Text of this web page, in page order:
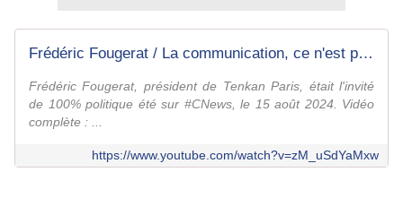
Frédéric Fougerat / La communication, ce n'est pas un gros mot / CNEWS / 15 août 2024
Frédéric Fougerat, président de Tenkan Paris, était l'invité
de 100% politique été sur #CNews, le 15 août 2024. Vidéo
complète : ...
https://www.youtube.com/watch?v=zM_uSdYaMxw